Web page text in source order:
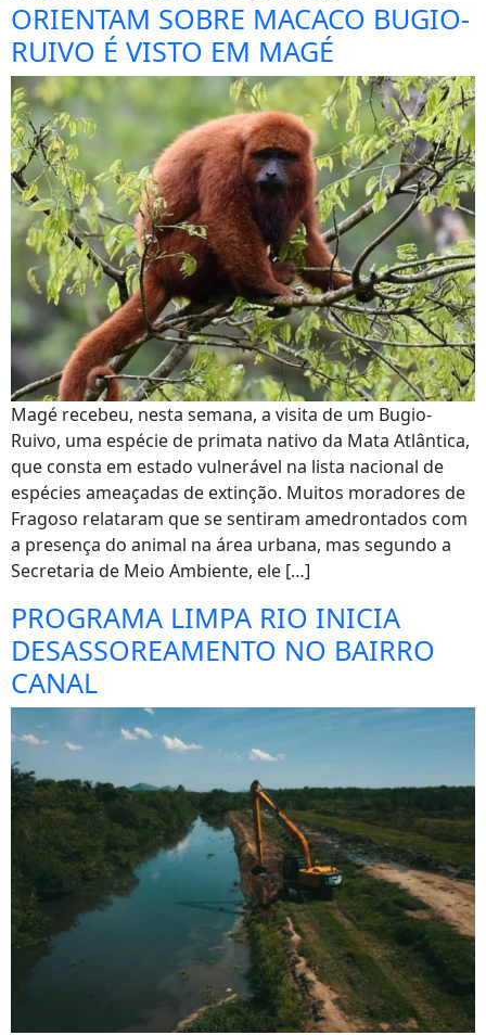
ORIENTAM SOBRE MACACO BUGIO-
RUIVO É VISTO EM MAGÉ
Magé recebeu, nesta semana, a visita de um Bugio-
Ruivo, uma espécie de primata nativo da Mata Atlântica,
que consta em estado vulnerável na lista nacional de
espécies ameaçadas de extinção. Muitos moradores de
Fragoso relataram que se sentiram amedrontados com
a presença do animal na área urbana, mas segundo a
Secretaria de Meio Ambiente, ele […]
PROGRAMA LIMPA RIO INICIA
DESASSOREAMENTO NO BAIRRO
CANAL